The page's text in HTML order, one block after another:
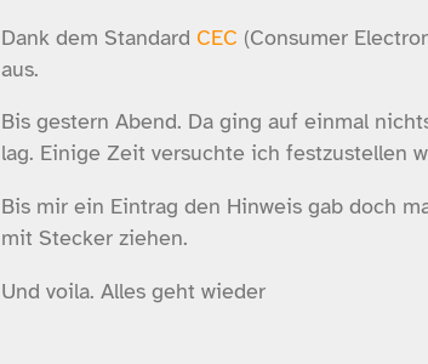
Dank dem Standard CEC (Consumer
aus.
Bis gestern Abend. Da ging auf einmal
lag. Einige Zeit versuchte ich festzustellen
Bis mir ein Eintrag den Hinweis gab doch
mit Stecker ziehen.
Und voila. Alles geht wieder